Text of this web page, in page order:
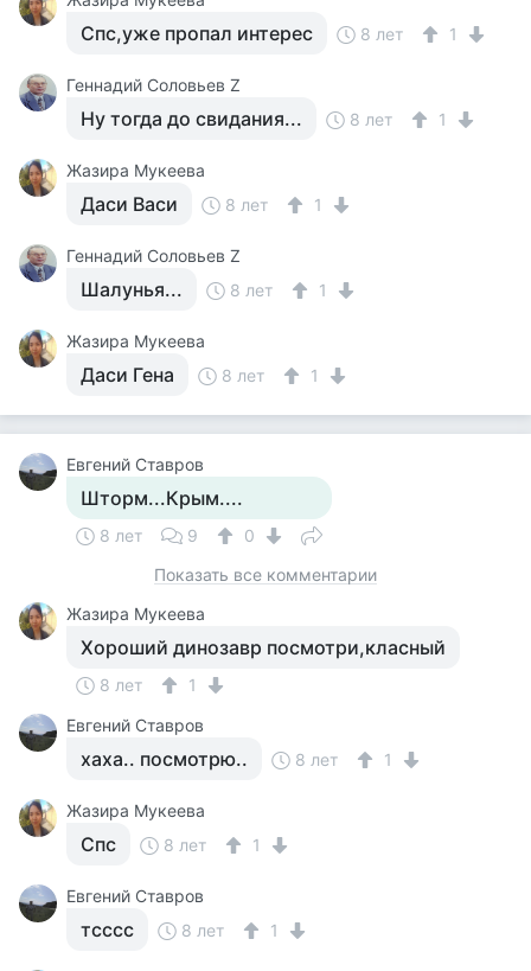
Спс,уже пропал интерес 8 лет 1
Геннадий Соловьев Z
Ну тогда до свидания... 8 лет 1
Жазира Мукеева
Даси Васи 8 лет 1
Геннадий Соловьев Z
Шалунья... 8 лет 1
Жазира Мукеева
Даси Гена 8 лет 1
Евгений Ставров
Шторм...Крым....
8 лет 9
0
Показать все комментарии
Жазира Мукеева
Хороший динозавр посмотри,класный
8 лет
1
Евгений Ставров
хаха.. посмотрю.. 8 лет 1
Жазира Мукеева
Спс 8 лет 1
Евгений Ставров
тсссс 8 лет 1